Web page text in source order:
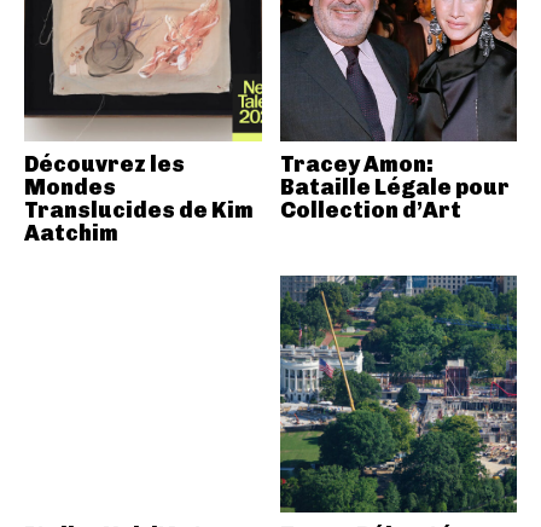
Découvrez les
Mondes
Translucides de Kim
Aatchim
Tracey Amon:
Bataille Légale pour
Collection d’Art